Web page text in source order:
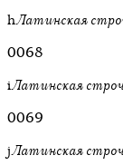
hЛатинская
0068
iЛатинская
0069
jЛатинская